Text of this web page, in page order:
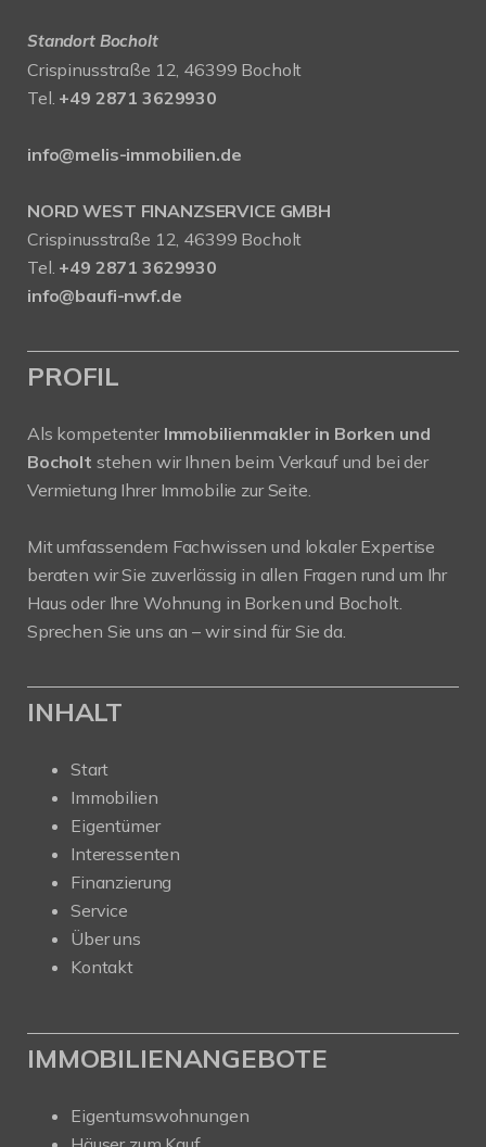
Standort Bocholt
Crispinusstraße 12, 46399 Bocholt
Tel. +49 2871 3629930
info@melis-immobilien.de
NORD WEST FINANZSERVICE GMBH
Crispinusstraße 12, 46399 Bocholt
Tel. +49 2871 3629930
info@baufi-nwf.de
PROFIL
Als kompetenter Immobilienmakler in Borken und
Bocholt stehen wir Ihnen beim Verkauf und bei der
Vermietung Ihrer Immobilie zur Seite.
Mit umfassendem Fachwissen und lokaler Expertise
beraten wir Sie zuverlässig in allen Fragen rund um Ihr
Haus oder Ihre Wohnung in Borken und Bocholt.
Sprechen Sie uns an – wir sind für Sie da.
INHALT
Start
Immobilien
Eigentümer
Interessenten
Finanzierung
Service
Über uns
Kontakt
IMMOBILIENANGEBOTE
Eigentumswohnungen